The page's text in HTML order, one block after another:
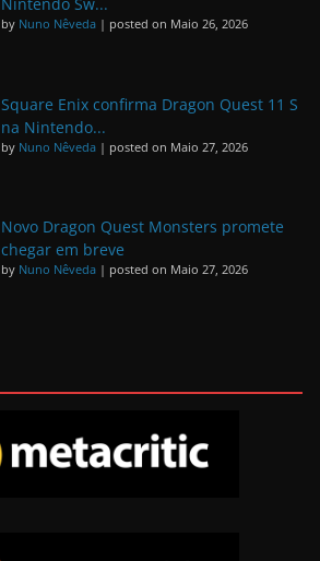
Nintendo Sw...
by Nuno Nêveda | posted on Maio 26, 2026
Square Enix confirma Dragon Quest 11 S
na Nintendo...
by Nuno Nêveda | posted on Maio 27, 2026
Novo Dragon Quest Monsters promete
chegar em breve
by Nuno Nêveda | posted on Maio 27, 2026